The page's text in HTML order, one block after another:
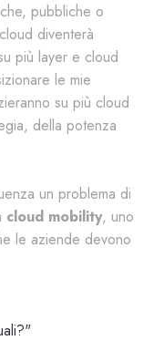
pubbliche o
diventerà
più layer e cloud
le mie
su più cloud
della potenza
un problema di
cloud mobility, uno
le aziende devono
"